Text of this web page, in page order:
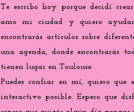
Te escribo hoy porque decidí
amo mi ciudad y quiero
encontrarás artículos sobre
una agenda, donde encontrarás
tienen lugar en Toulouse.
Puedes confiar en mí, quiero que
interactivo posible. Espero que